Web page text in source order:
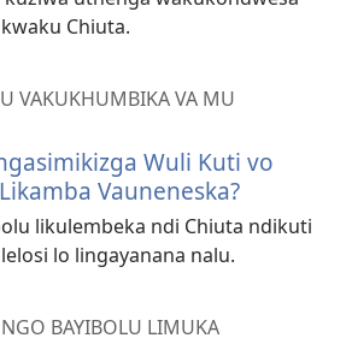
Chiuta.
VAKUKHUMBIKA VA MU
Wuli Kuti vo
Vauneneska?
likulembeka ndi Chiuta ndikuti
lo lingayanana nalu.
BAYIBOLU LIMUKA